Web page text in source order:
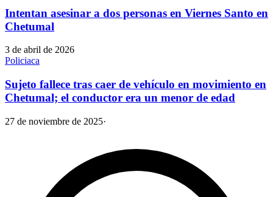
Intentan asesinar a dos personas en Viernes Santo en
Chetumal
3 de abril de 2026
Policiaca
Sujeto fallece tras caer de vehículo en movimiento en
Chetumal; el conductor era un menor de edad
27 de noviembre de 2025·